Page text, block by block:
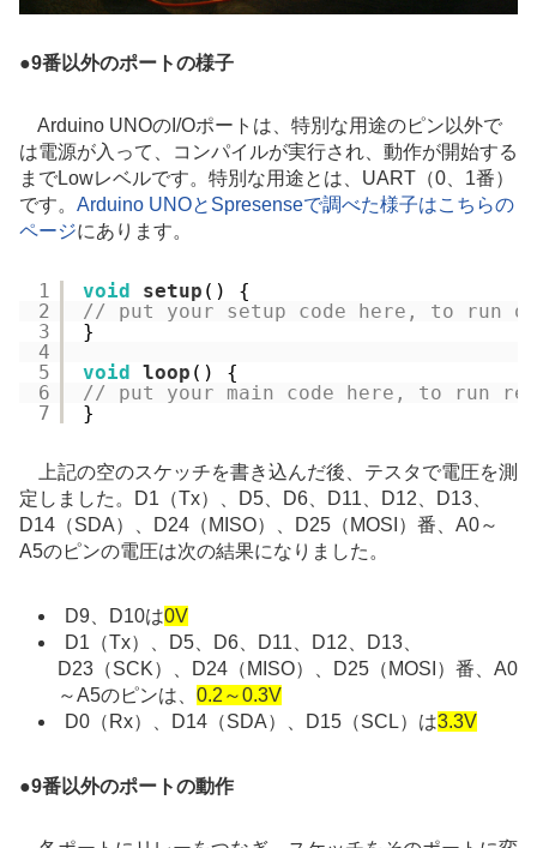
●9番以外のポートの様子
Arduino UNOのI/Oポートは、特別な用途のピン以外で
は電源が入って、コンパイルが実行され、動作が開始する
までLowレベルです。特別な用途とは、 UART（0、1番）
です。 Arduino UNOとSpresenseで調べた様子はこちらの
ページにあります。
1
2
3
4
5
6
7
void setup () {
// put your setup code here, to run
}
void
loop () {
// put your main code here, to run
}
上記の空のスケッチを書き込んだ後、テスタで電圧を測
定しました。D1（Tx）、D5、
D6、D11、D12、D13、
D14（SDA）、D24（MISO）、D25（MOSI） 番、A0～
A5のピンの電圧は次の結果になりました。
D9、D10は0V
D1（Tx）、D5、D6 、D11、D12、D13、
D23（SCK）、D24（MISO）、D25（MOSI）番、A0
～A5のピンは、 0.2～0.3V
D0（Rx）、D14（SDA）、
D15（SCL）は3.3V
●9番以外のポートの動作